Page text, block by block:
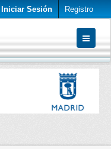
Iniciar Sesión Registro